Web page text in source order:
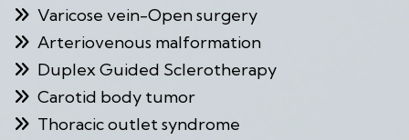
Varicose vein-Open surgery
Arteriovenous malformation
Duplex Guided Sclerotherapy
Carotid body tumor
Thoracic outlet syndrome